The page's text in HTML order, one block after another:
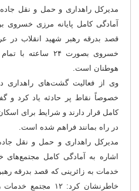
مدیرکل راهداری و حمل و نقل
آمادگی کامل پایانه مرزی خسروی
قصد بدرقه رهبر شهید انقلاب در
خسروی بصورت ۲۴
هوطنان است.
️وی از فعالیت گشت‌های راهداری
خصوصاً نقاط پر حادثه‌ یاد کرد و
کامل قرار دارند و شرایط برای
در راه بمانند فراهم شده است.
️مدیرکل راهداری و حمل و نقل
اشاره به آمادگی کامل مجتمع‌های
خدمات به زائرینی که قصد بدرقه
خاطرنشان کرد: ۱۲